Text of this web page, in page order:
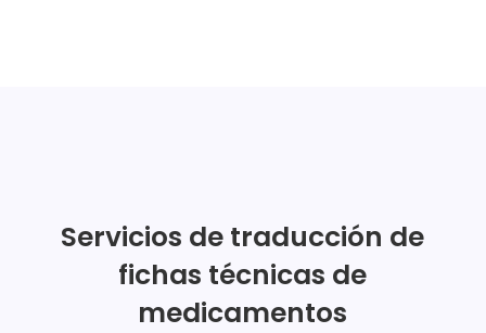
Servicios de traducción de
fichas técnicas de
medicamentos